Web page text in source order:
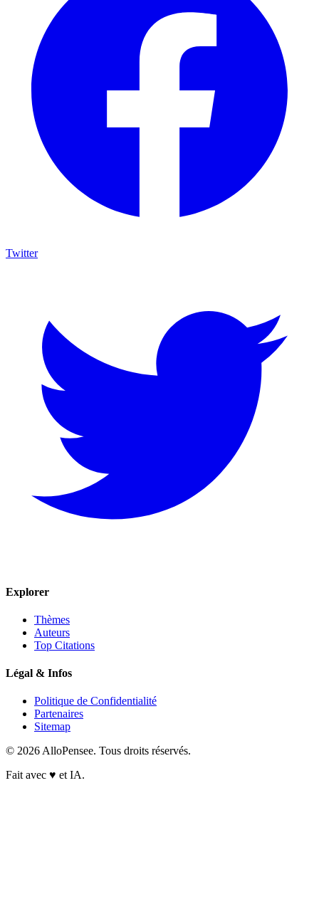
Twitter
Explorer
Thèmes
Auteurs
Top Citations
Légal & Infos
Politique de Confidentialité
Partenaires
Sitemap
© 2026 AlloPensee. Tous droits réservés.
Fait avec ♥ et IA.